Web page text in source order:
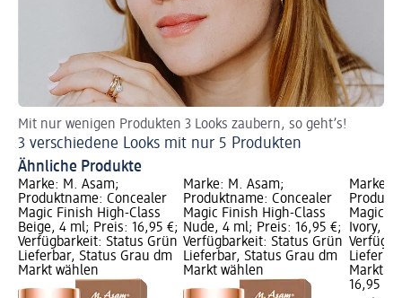
Mit nur wenigen Produkten 3 Looks zaubern, so geht’s!
3 verschiedene Looks mit nur 5 Produkten
Ähnliche Produkte
Marke: M. Asam;
Produktname: Concealer
Magic Finish High-Class
Beige, 4 ml; Preis: 16,95 €;
Verfügbarkeit: Status Grün
Lieferbar, Status Grau dm
Markt wählen
Marke: M. Asam;
Produktname: Concealer
Magic Finish High-Class
Nude, 4 ml; Preis: 16,95 €;
Verfügbarkeit: Status Grün
Lieferbar, Status Grau dm
Markt wählen
Marke:
Magic
Ivory, 4
Markt
16,95 €